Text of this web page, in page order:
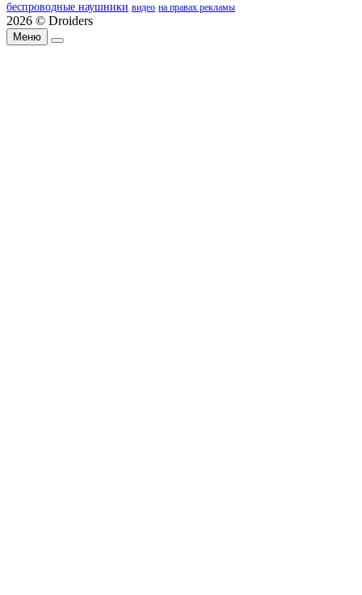
беспроводные наушники видео на правах рекламы
2026 © Droiders
Меню